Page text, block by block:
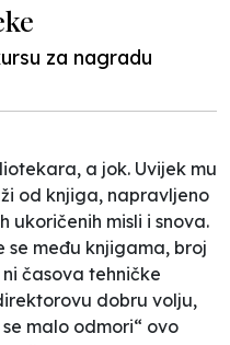
za nagradu
a jok. Uvijek mu
od knjiga, napravljeno
ukoričenih misli i snova.
se među knjigama, broj
časova tehničke
dobru volju,
malo odmori“ ovo